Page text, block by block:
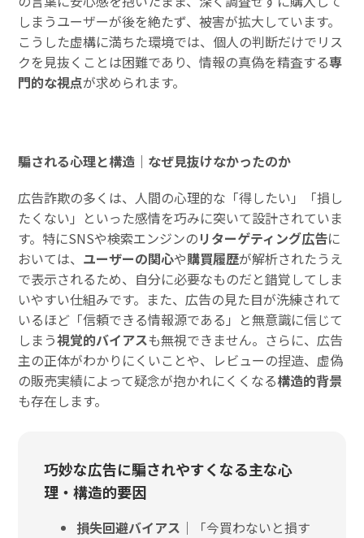
しまうユーザーが後を絶たず、被害が拡大しています。
こうした虚構に満ちた環境では、個人の判断だけでリス
クを見抜くことは困難であり、情報の真偽を精査する専
門的な視点が求められます。
騙される心理と構造｜なぜ見抜けなかったのか
広告詐欺の多くは、人間の心理的な「得したい」「損し
たくない」といった感情を巧みに突いて設計されていま
す。特にSNSや検索エンジンのリターゲティング広告に
おいては、 ユーザーの関心や購買履歴が解析されたうえ
で表示されるため、自分に必要なものだと錯覚してしま
いやすい仕組みです。また、広告の見た目が洗練されて
いるほど「信頼できる情報源である」と無意識に信じて
しまう視覚的バイアスも無視できません。さらに、広告
主の正体がわかりにくいことや、レビューの捏造、虚偽
の販売実績によって疑念が抱かれにくくなる構造的背景
も存在します。
巧妙な広告に騙されやすくなる主な心
理・構造的要因
損失回避バイアス｜
「今買わないと損す